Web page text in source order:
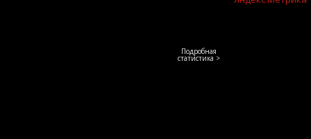
Подробная
статистика >